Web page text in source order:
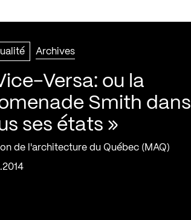
Archives
Versa: ou la
Smith dans
ses états »
de l'architecture du Québec (MAQ)